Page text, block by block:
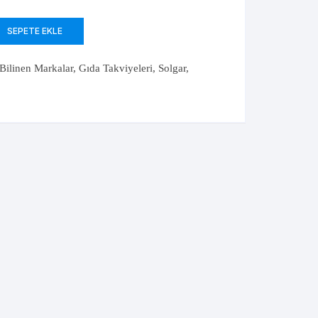
SEPETE EKLE
Bilinen Markalar, Gıda Takviyeleri, Solgar,